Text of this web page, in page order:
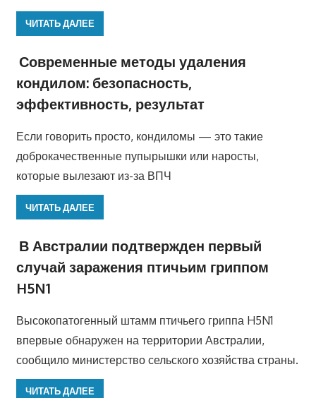
ЧИТАТЬ ДАЛЕЕ
Современные методы удаления
кондилом: безопасность,
эффективность, результат
Если говорить просто, кондиломы — это такие
доброкачественные пупырышки или наросты,
которые вылезают из-за ВПЧ
ЧИТАТЬ ДАЛЕЕ
В Австралии подтвержден первый
случай заражения птичьим гриппом
H5N1
Высокопатогенный штамм птичьего гриппа H5N1
впервые обнаружен на территории Австралии,
сообщило министерство сельского хозяйства страны.
ЧИТАТЬ ДАЛЕЕ